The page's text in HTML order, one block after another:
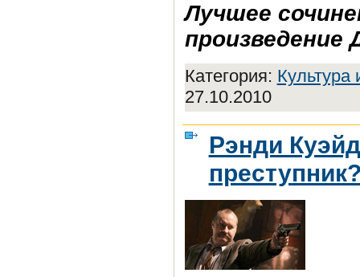
Лучшее
Категория: Культура
27.10.2010
Рэнди